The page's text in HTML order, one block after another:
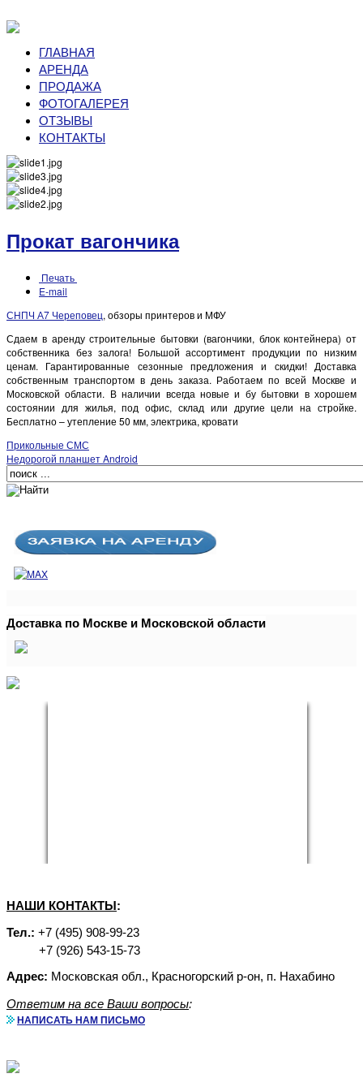
ГЛАВНАЯ
АРЕНДА
ПРОДАЖА
ФОТОГАЛЕРЕЯ
ОТЗЫВЫ
КОНТАКТЫ
Прокат вагончика
Печать
E-mail
СНПЧ А7 Череповец, обзоры принтеров и МФУ
Сдаем в аренду строительные бытовки (вагончики, блок контейнера) от
собственника без залога! Большой ассортимент продукции по низким
ценам. Гарантированные сезонные предложения и скидки! Доставка
собственным транспортом в день заказа. Работаем по всей Москве и
Московской области. В наличии всегда новые и бу бытовки в хорошем
состоянии для жилья, под офис, склад или другие цели на стройке.
Бесплатно – утепление 50 мм, электрика, кровати
Прикольные СМС
Недорогой планшет Android
Доставка по Москве и Московской области
НАШИ КОНТАКТЫ:
Тел.: +7 (495) 908-99-23
+7 (926) 543-15-73
Адрес: Московская обл., Красногорский р-он, п. Нахабино
Ответим на все Ваши вопросы:
НАПИСАТЬ НАМ ПИСЬМО